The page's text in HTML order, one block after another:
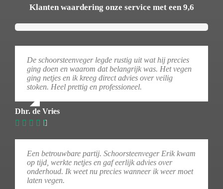
Klanten waardering onze service met een 9,6
De schoorsteenveger legde rustig uit wat hij precies
ging doen en waarom dat belangrijk was. Het vegen
ging netjes en ik kreeg direct advies over veilig
stoken. Heel prettig en professioneel.
Dhr. de Vries
Een betrouwbare partij. Schoorsteenveger Erik kwam
op tijd, werkte netjes en gaf eerlijk advies over
onderhoud. Ik weet nu precies wanneer ik weer moet
laten vegen.